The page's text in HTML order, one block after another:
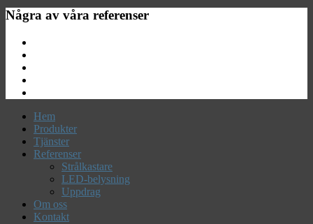
Några av våra referenser
Hem
Produkter
Tjänster
Referenser
Strålkastare
LED-belysning
Uppdrag
Om oss
Kontakt